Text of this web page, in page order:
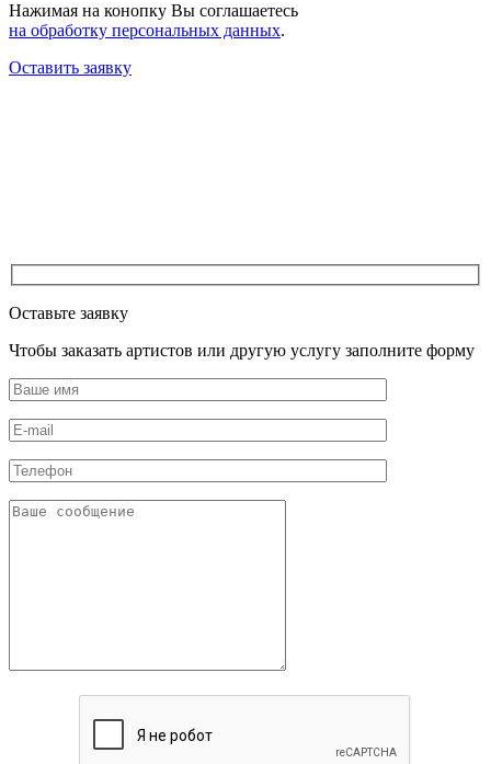
Нажимая на конопку Вы соглашаетесь
на обработку персональных данных.
Оставить заявку
Оставьте заявку
Чтобы заказать артистов или другую услугу заполните форму